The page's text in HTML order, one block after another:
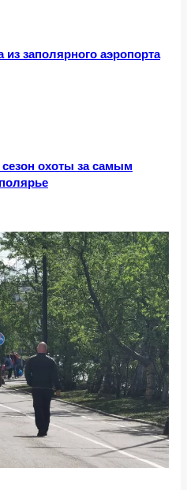
заполярного аэропорта
охоты за самым